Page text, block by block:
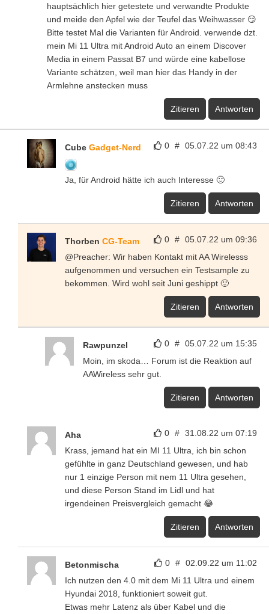
hauptsächlich hier getestete und verwandte Produkte
und meide den Apfel wie der Teufel das Weihwasser 😏
Bitte testet Mal die Varianten für Android. verwende dzt.
mein Mi 11 Ultra mit Android Auto an einem Discover
Media in einem Passat B7 und würde eine kabellose
Variante schätzen, weil man hier das Handy in der
Armlehne anstecken muss
Zitieren Antworten
0 # 05.07.22 um 08:43
Cube Gadget-Nerd
Ja, für Android hätte ich auch Interesse 🙂
Zitieren Antworten
0 # 05.07.22 um 09:36
Thorben CG-Team
@Preacher: Wir haben Kontakt mit AA Wirelesss
aufgenommen und versuchen ein Testsample zu
bekommen. Wird wohl seit Juni geshippt 🙂
Zitieren Antworten
0 # 05.07.22 um 15:35
Rawpunzel
Moin, im skoda… Forum ist die Reaktion auf
AAWireless sehr gut.
Zitieren Antworten
0 # 31.08.22 um 07:19
Aha
Krass, jemand hat ein MI 11 Ultra, ich bin schon
gefühlte in ganz Deutschland gewesen, und hab
nur 1 einzige Person mit nem 11 Ultra gesehen,
und diese Person Stand im Lidl und hat
irgendeinen Preisvergleich gemacht 😂
Zitieren Antworten
0 # 02.09.22 um 11:02
Betonmischa
Ich nutzen den 4.0 mit dem Mi 11 Ultra und einem
Hyundai 2018, funktioniert soweit gut.
Etwas mehr Latenz als über Kabel und die